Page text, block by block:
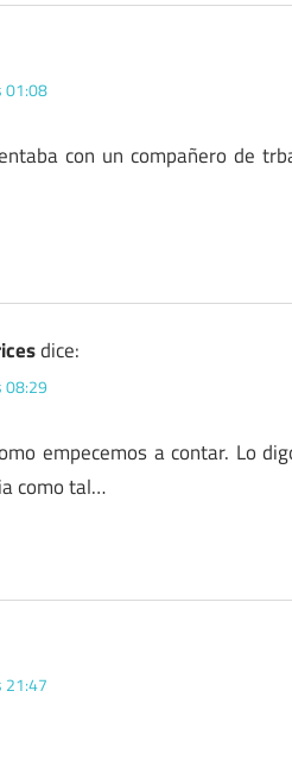
01:08
con un compañero de
dice:
08:29
empecemos a contar. Lo
como tal…
21:47